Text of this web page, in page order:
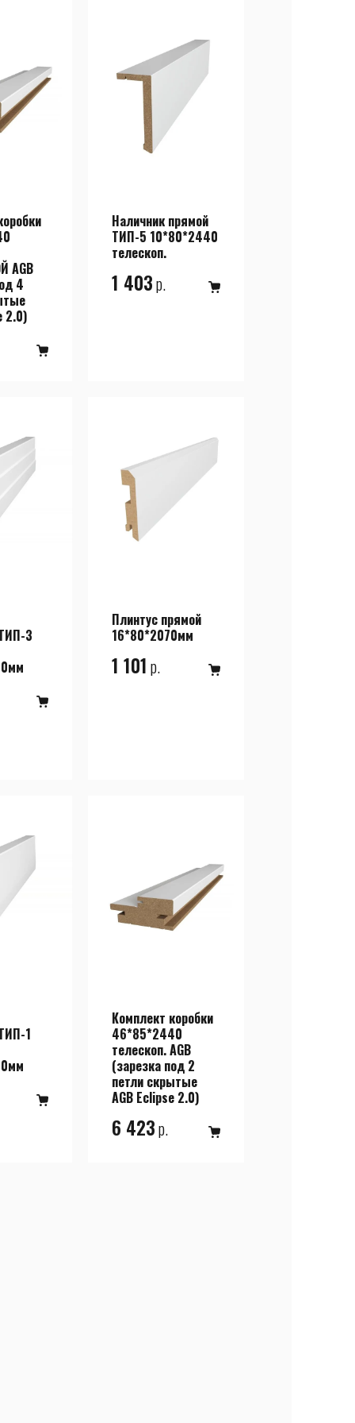
AGB
4
2.0)
Наличник прямой
ТИП-5 10*80*2440
телескоп.
1 403р.
3
Плинтус прямой
16*80*2070мм
1 101 р.
1
Комплект коробки
46*85*2440
телескоп. AGB
(зарезка под 2
петли скрытые
AGB Eclipse 2.0)
6 423р.